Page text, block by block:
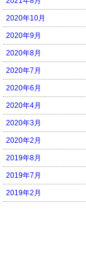
2020年10月
2020年9月
2020年8月
2020年7月
2020年6月
2020年4月
2020年3月
2020年2月
2019年8月
2019年7月
2019年2月